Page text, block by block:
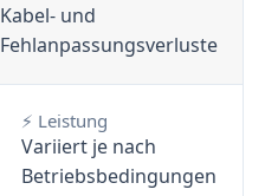
Kabel- und
Fehlanpassungsverluste
⚡ Leistung
Variiert je nach
Betriebsbedingungen